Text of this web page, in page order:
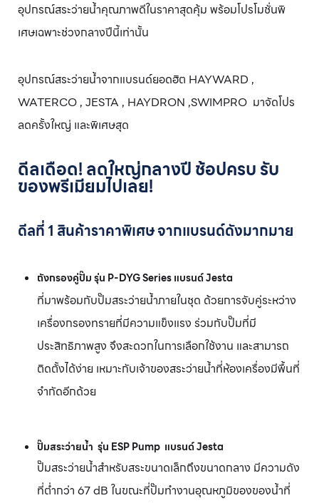
อุปกรณ์สระว่ายน้ำคุณภาพดีในราคาสุดคุ้ม พร้อมโปรโมชั่นพิ
เศษเฉพาะช่วงกลางปีนี้เท่านั้น
อุปกรณ์สระว่ายน้ำจากแบรนด์ยอดฮิต HAYWARD ,
WATERCO , JESTA , HAYDRON ,SWIMPRO มาจัดโปร
ลดครั้งใหญ่ และพิเศษสุด
ดีลเดือด! ลดใหญ่กลางปี ช้อปครบ รับ
ของพรีเมียมไปเลย!
ดีลที่ 1 สินค้าราคาพิเศษ จากแบรนด์ดังมากมาย
ถังกรองคู่ปั๊ม รุ่น P-DYG Series แบรนด์ Jesta
ที่มาพร้อมกับปั๊มสระว่ายน้ำภายในชุด ด้วยการจับคู่ระหว่าง
เครื่องกรองทรายที่มีความแข็งแรง ร่วมกับปั๊มที่มี
ประสิทธิภาพสูง จึงสะดวกในการเลือกใช้งาน และสามารถ
ติดตั้งได้ง่าย เหมาะกับเจ้าของสระว่ายน้ำที่ห้องเครื่องมีพื้นที่
จำกัดอีกด้วย
ปั๊มสระว่ายน้ำ รุ่น ESP Pump แบรนด์ Jesta
ปั๊มสระว่ายน้ำสำหรับสระขนาดเล็กถึงขนาดกลาง มีความดัง
ที่ต่ำกว่า 67 dB ในขณะที่ปั๊มทำงานอุณหภูมิของของน้ำที่